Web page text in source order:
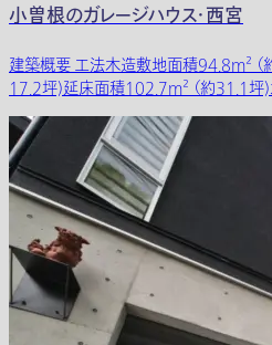
小曽根のガレージハウス・西宮
建築概要 工法木造敷地面積94.8m²
17.2坪)延床面積102.7m² （約31.1坪